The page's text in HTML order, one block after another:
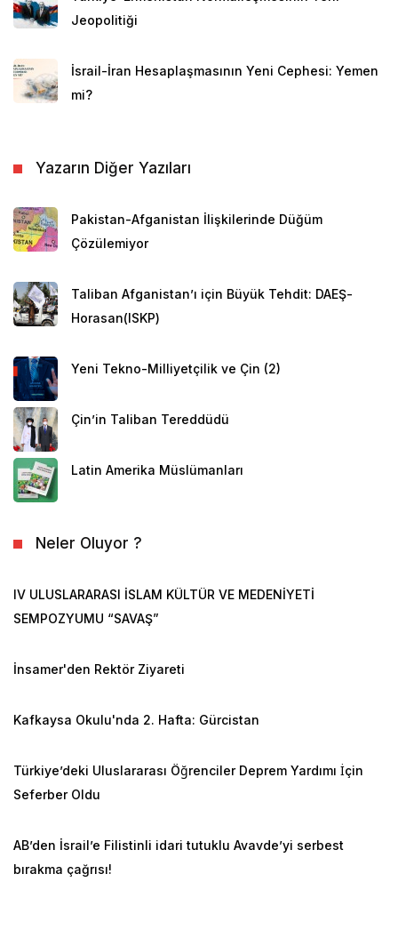
Jeopolitiği
İsrail-İran Hesaplaşmasının Yeni Cephesi: Yemen
mi?
Yazarın Diğer Yazıları
Pakistan-Afganistan İlişkilerinde Düğüm
Çözülemiyor
Taliban Afganistan’ı için Büyük Tehdit: DAEŞ-
Horasan(ISKP)
Yeni Tekno-Milliyetçilik ve Çin (2)
Çin’in Taliban Tereddüdü
Latin Amerika Müslümanları
Neler Oluyor ?
IV ULUSLARARASI İSLAM KÜLTÜR VE MEDENİYETİ
SEMPOZYUMU “SAVAŞ”
İnsamer'den Rektör Ziyareti
Kafkaysa Okulu'nda 2. Hafta: Gürcistan
Türkiye’deki Uluslararası Öğrenciler Deprem Yardımı İçin
Seferber Oldu
AB’den İsrail’e Filistinli idari tutuklu Avavde’yi serbest
bırakma çağrısı!